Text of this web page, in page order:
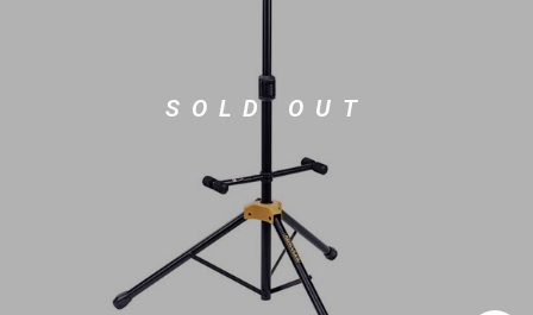
SOLD OUT